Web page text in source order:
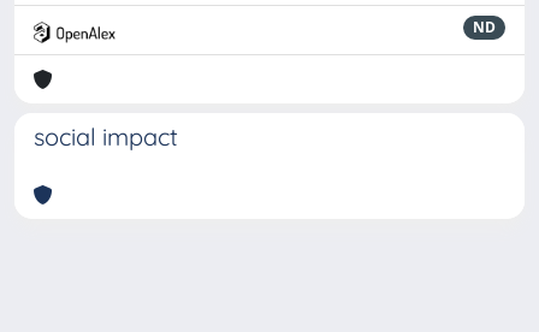
ND
social impact